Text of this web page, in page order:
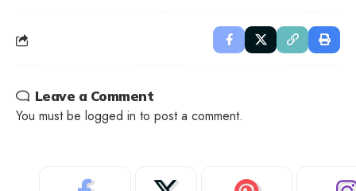
Leave a Comment
You must be logged in to post a comment.